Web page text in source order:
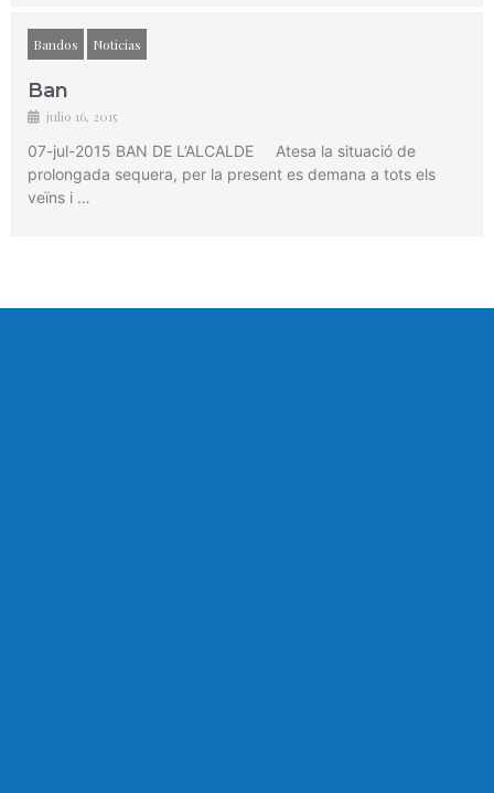
Bandos Noticias
Ban
julio 16, 2015
07-jul-2015 BAN DE L’ALCALDE Atesa la situació de
prolongada sequera, per la present es demana a tots els
veïns i …